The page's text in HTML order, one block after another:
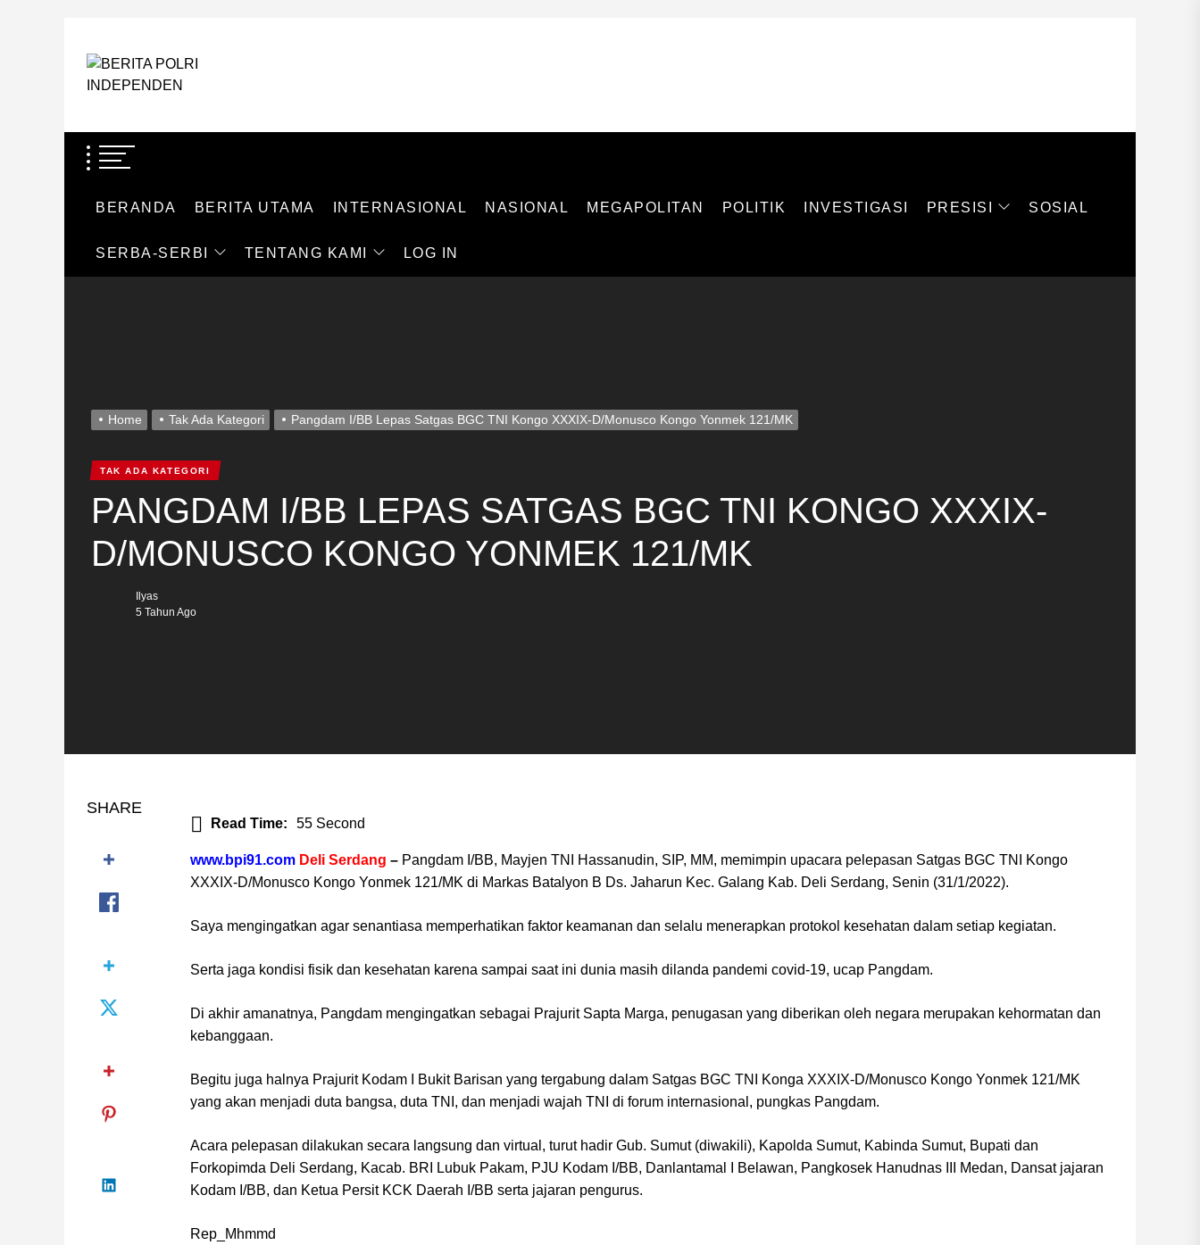
content
BERITA POLRI INDEPENDEN
BERANDA BERITA UTAMA INTERNASIONAL NASIONAL MEGAPOLITAN POLITIK INVESTIGASI PRESISI SOSIAL
SERBA-SERBI TENTANG KAMI LOG IN
Home Tak Ada Kategori Pangdam I/BB Lepas Satgas BGC TNI Kongo XXXIX-D/Monusco Kongo Yonmek 121/MK
TAK ADA KATEGORI
PANGDAM I/BB LEPAS SATGAS BGC TNI KONGO XXXIX-
D/MONUSCO KONGO YONMEK 121/MK
Ilyas
5 Tahun Ago
SHARE
Read Time: 55 Second
www.bpi91.com Deli Serdang – Pangdam I/BB, Mayjen TNI Hassanudin, SIP, MM, memimpin upacara pelepasan Satgas BGC TNI Kongo
XXXIX-D/Monusco Kongo Yonmek 121/MK di Markas Batalyon B Ds. Jaharun Kec. Galang Kab. Deli Serdang, Senin (31/1/2022).
Saya mengingatkan agar senantiasa memperhatikan faktor keamanan dan selalu menerapkan protokol kesehatan dalam setiap kegiatan.
Serta jaga kondisi fisik dan kesehatan karena sampai saat ini dunia masih dilanda pandemi covid-19, ucap Pangdam.
Di akhir amanatnya, Pangdam mengingatkan sebagai Prajurit Sapta Marga, penugasan yang diberikan oleh negara merupakan kehormatan dan
kebanggaan.
Begitu juga halnya Prajurit Kodam I Bukit Barisan yang tergabung dalam Satgas BGC TNI Konga XXXIX-D/Monusco Kongo Yonmek 121/MK
yang akan menjadi duta bangsa, duta TNI, dan menjadi wajah TNI di forum internasional, pungkas Pangdam.
Acara pelepasan dilakukan secara langsung dan virtual, turut hadir Gub. Sumut (diwakili), Kapolda Sumut, Kabinda Sumut, Bupati dan
Forkopimda Deli Serdang, Kacab. BRI Lubuk Pakam, PJU Kodam I/BB, Danlantamal I Belawan, Pangkosek Hanudnas III Medan, Dansat jajaran
Kodam I/BB, dan Ketua Persit KCK Daerah I/BB serta jajaran pengurus.
Rep_Mhmmd